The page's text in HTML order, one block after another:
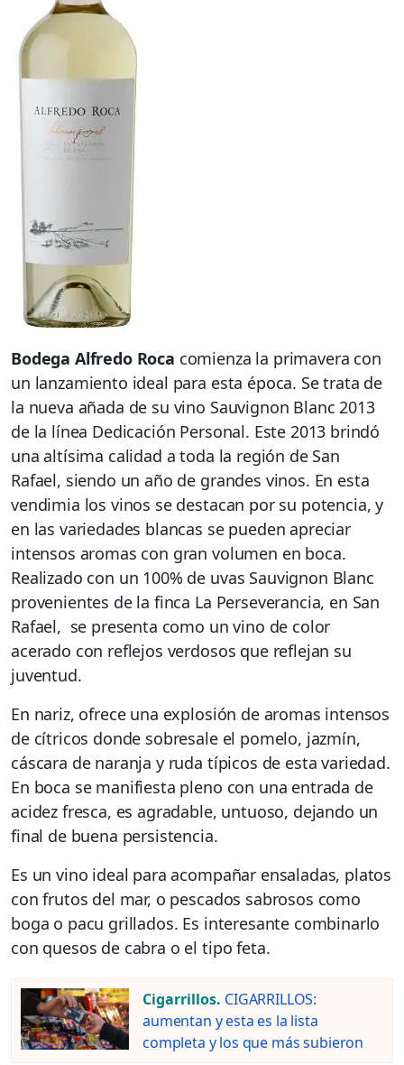
Bodega Alfredo Roca comienza la primavera con
un lanzamiento ideal para esta época. Se trata de
la nueva añada de su vino Sauvignon Blanc 2013
de la línea Dedicación Personal. Este 2013 brindó
una altísima calidad a toda la región de San
Rafael, siendo un año de grandes vinos. En esta
vendimia los vinos se destacan por su potencia, y
en las variedades blancas se pueden apreciar
intensos aromas con gran volumen en boca.
Realizado con un 100% de uvas Sauvignon Blanc
provenientes de la finca La Perseverancia, en San
Rafael, se presenta como un vino de color
acerado con reflejos verdosos que reflejan su
juventud.
En nariz, ofrece una explosión de aromas intensos
de cítricos donde sobresale el pomelo, jazmín,
cáscara de naranja y ruda típicos de esta variedad.
En boca se manifiesta pleno con una entrada de
acidez fresca, es agradable, untuoso, dejando un
final de buena persistencia.
Es un vino ideal para acompañar ensaladas, platos
con frutos del mar, o pescados sabrosos como
boga o pacu grillados. Es interesante combinarlo
con quesos de cabra o el tipo feta.
Cigarrillos. CIGARRILLOS:
aumentan y esta es la lista
completa y los que más subieron